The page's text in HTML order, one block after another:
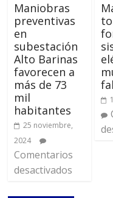
Maniobras
preventivas
en
subestación
Alto Barinas
favorecen a
más de 73
mil
habitantes
25 noviembre,
2024
Comentarios
desactivados